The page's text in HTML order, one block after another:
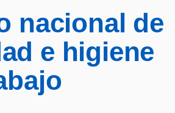
nacional de
e higiene